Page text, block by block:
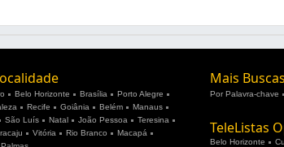
Belo Horizonte Brasília
Porto Alegre
Recife Goiânia Belém
Manaus
São Luís Natal João Pessoa
Teresina
Vitória Rio Branco
Macapá
Mais Buscas
Por Palavra-chave
TeleListas
Belo Horizonte